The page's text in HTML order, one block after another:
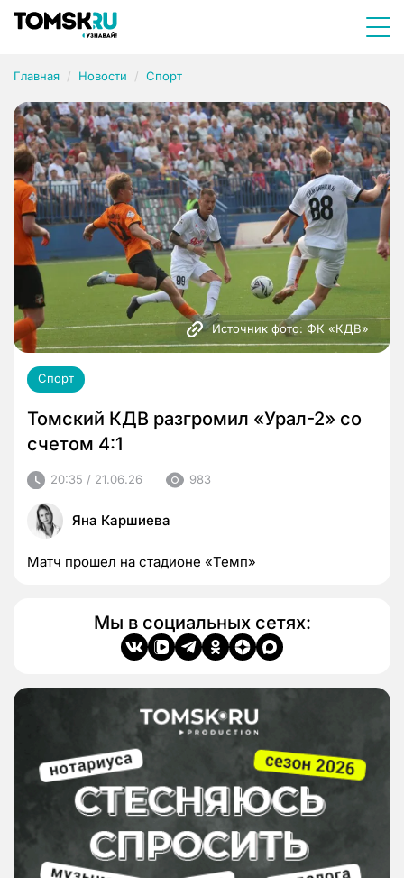
Главная Новости Спорт
Источник фото: ФК «КДВ»
Спорт
Томский КДВ разгромил «Урал-2» со
счетом 4:1
20:35 / 21.06.26 983
Яна Каршиева
Матч прошел на стадионе «Темп»
Мы в социальных сетях: